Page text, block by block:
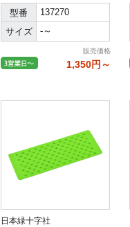
型番
137270
サイズ
-～
販売価格
1,350円～
日本緑十字社